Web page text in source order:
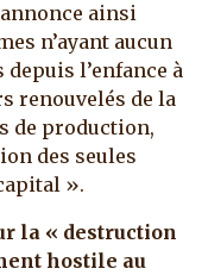
annonce ainsi
n’ayant aucun
l’enfance à
renouvelés de la
de production,
des seules
».
la « destruction
hostile au